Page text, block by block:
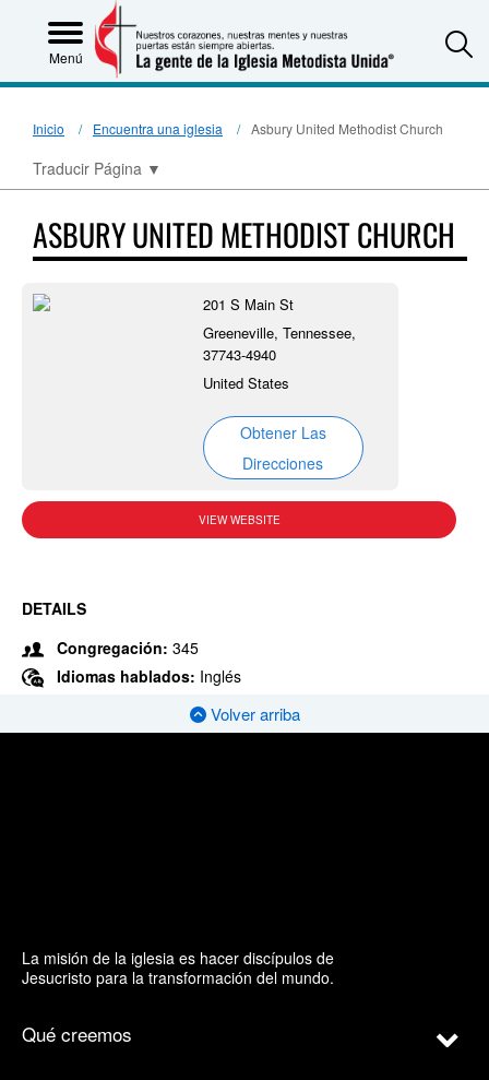
Menú
Inicio Encuentra una iglesia Asbury United Methodist Church
Traducir Página ▼
ASBURY UNITED METHODIST CHURCH
201 S Main St
Greeneville, Tennessee,
37743-4940
United States
Obtener Las
Direcciones
VIEW WEBSITE
DETAILS
Congregación: 345
Idiomas hablados: Inglés
Volver arriba
La misión de la iglesia es hacer discípulos de
Jesucristo para la transformación del mundo.
Qué creemos